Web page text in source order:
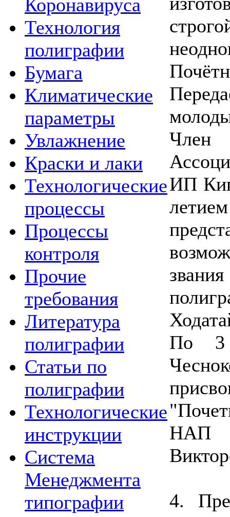
Коронавируса
Технология
полиграфии
Бумага
Климатические
параметры
Увлажнение
Краски и лаки
Технологические
процессы
Процессы
контроля
Прочие
требования
Литература
полиграфии
Статьи по
полиграфии
Технологические
инструкции
Система
Менеджмента
типографии
ИП
По 3
НАП
4.